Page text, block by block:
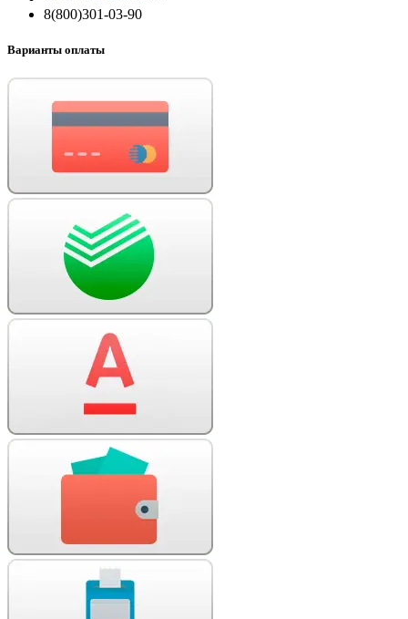
8(800)301-03-90
Варианты оплаты